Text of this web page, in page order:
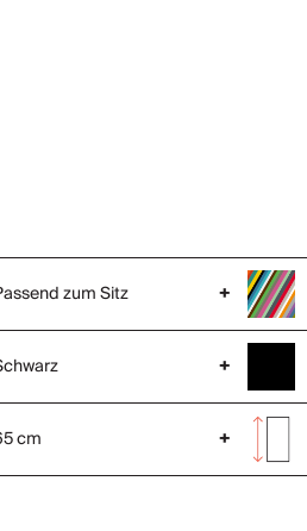
zum Sitz +
+
cm +